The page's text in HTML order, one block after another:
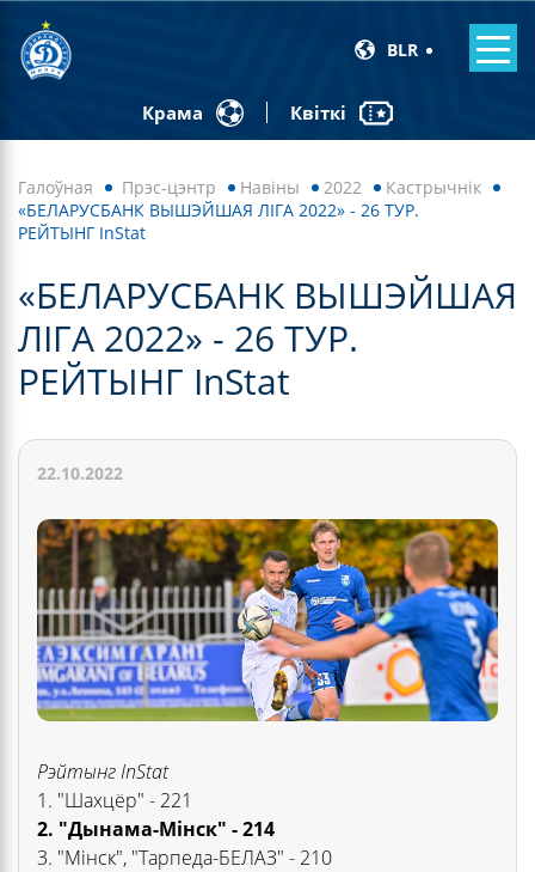
BLR
Крама Квіткі
Галоўная Прэс-цэнтр Навiны 2022
Кастрычнік
«БЕЛАРУСБАНК ВЫШЭЙШАЯ ЛІГА 2022» - 26 ТУР.
РЕЙТЫНГ InStat
«БЕЛАРУСБАНК ВЫШЭЙШАЯ
ЛІГА 2022» - 26 ТУР.
РЕЙТЫНГ InStat
22.10.2022
Рэйтынг InStat
1. "Шахцёр" - 221
2. "Дынама-Мінск" - 214
3. "Мінск", "Тарпеда-БЕЛАЗ" - 210